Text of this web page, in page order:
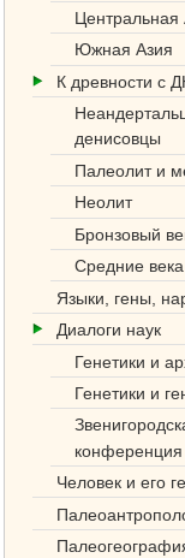
Центральная
Южная Азия
К древности с
денисовцы
Палеолит и
Неолит
Бронзовый
Средние века
Языки, гены,
Диалоги наук
Генетики и
Генетики и
конференция
Человек и его